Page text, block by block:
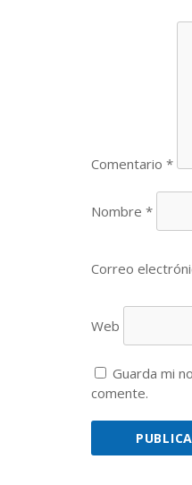
Comentario *
Nombre *
Correo
Web
Guarda mi
comente.